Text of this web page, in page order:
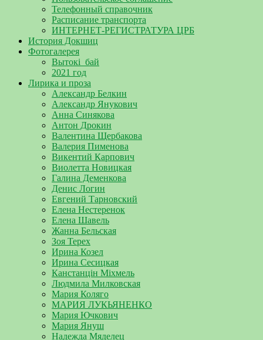
Телефонный справочник
Расписание транспорта
ИНТЕРНЕТ-РЕГИСТРАТУРА ЦРБ
История Докшиц
Фотогалерея
Вытокі_бай
2021 год
Лирика и проза
Александр Белкин
Александр Янукович
Анна Синякова
Антон Дрокин
Валентина Щербакова
Валерия Пименова
Викентий Карпович
Виолетта Новицкая
Галина Деменкова
Денис Логин
Евгений Тарновский
Елена Нестеренок
Елена Шавель
Жанна Бельская
Зоя Терех
Ирина Козел
Ирина Сесицкая
Канстанцін Міхмель
Людмила Милковская
Мария Коляго
МАРИЯ ЛУКЬЯНЕНКО
Мария Ючкович
Мария Януш
Надежда Мяделец